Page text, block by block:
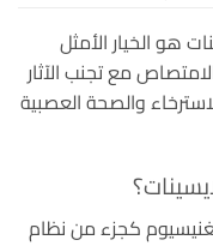
هو الخيار الأمثل
مع تجنب الآثار
والصحة العصبية
كجزء من نظام